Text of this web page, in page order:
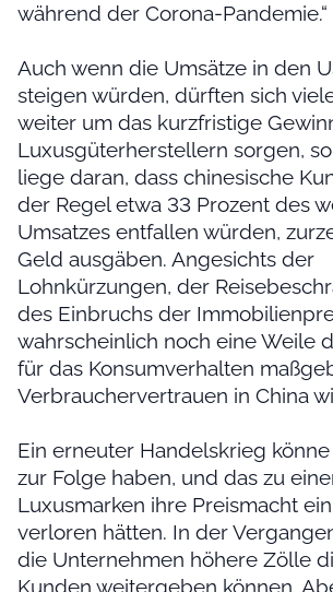
während der Corona-Pandemie.“
Auch wenn die Umsätze in den
steigen würden, dürften sich
weiter um das kurzfristige
Luxusgüterherstellern sorgen,
liege daran, dass chinesische
der Regel etwa 33 Prozent des
Umsatzes entfallen würden,
Geld ausgäben. Angesichts der
Lohnkürzungen, der
des Einbruchs der
wahrscheinlich noch eine Weile
für das Konsumverhalten
Verbrauchervertrauen in China
Ein erneuter Handelskrieg
zur Folge haben, und das zu
Luxusmarken ihre Preismacht
verloren hätten. In der
die Unternehmen höhere Zölle
Kunden weitergeben können.